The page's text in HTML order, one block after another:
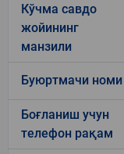
Кўчма савдо
жойининг
манзили
Буюртмачи номи
Боғланиш учун
телефон рақам